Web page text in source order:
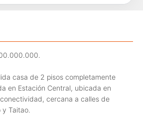
casa de 2 pisos completamente
en Estación Central, ubicada en
cercana a calles de
Taitao.